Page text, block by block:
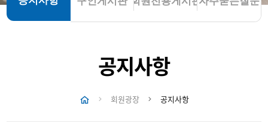
공지사항
회원광장 공지사항